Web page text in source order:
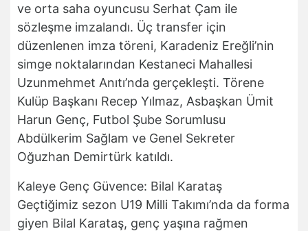
ve orta saha oyuncusu Serhat Çam ile
sözleşme imzalandı. Üç transfer için
düzenlenen imza töreni, Karadeniz Ereğli’nin
simge noktalarından Kestaneci Mahallesi
Uzunmehmet Anıtı’nda gerçekleşti. Törene
Kulüp Başkanı Recep Yılmaz, Asbaşkan Ümit
Harun Genç, Futbol Şube Sorumlusu
Abdülkerim Sağlam ve Genel Sekreter
Oğuzhan Demirtürk katıldı.
Kaleye Genç Güvence: Bilal Karataş
Geçtiğimiz sezon U19 Milli Takımı’nda da forma
giyen Bilal Karataş, genç yaşına rağmen